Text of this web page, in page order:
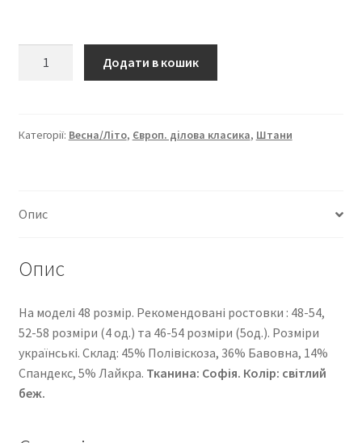
15301-
Додати в кошик
Категорії: Весна/Літо, Європ. ділова класика, Штани
Опис
Опис
На моделі 48 розмір. Рекомендовані ростовки : 48-54,
52-58 розміри (4 од.) та 46-54 розміри (5од.). Розміри
українські. Cклад: 45% Полівіскоза, 36% Бавовна, 14%
Спандекс, 5% Лайкра. Тканина: Софія. Колір: світлий
беж.